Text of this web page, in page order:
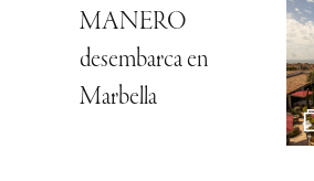
MANERO
desembarca en
Marbella